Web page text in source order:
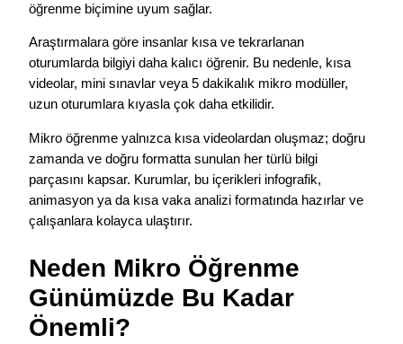
öğrenme biçimine uyum sağlar.
Araştırmalara göre insanlar kısa ve tekrarlanan
oturumlarda bilgiyi daha kalıcı öğrenir. Bu nedenle, kısa
videolar, mini sınavlar veya 5 dakikalık mikro modüller,
uzun oturumlara kıyasla çok daha etkilidir.
Mikro öğrenme yalnızca kısa videolardan oluşmaz; doğru
zamanda ve doğru formatta sunulan her türlü bilgi
parçasını kapsar. Kurumlar, bu içerikleri infografik,
animasyon ya da kısa vaka analizi formatında hazırlar ve
çalışanlara kolayca ulaştırır.
Neden Mikro Öğrenme
Günümüzde Bu Kadar
Önemli?